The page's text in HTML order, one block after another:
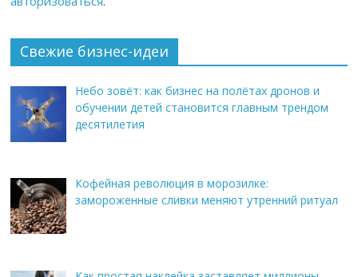
Свежие бизнес-идеи
Небо зовёт: как бизнес на полётах дронов и
обучении детей становится главным трендом
десятилетия
Кофейная революция в морозилке:
замороженные сливки меняют утренний ритуал